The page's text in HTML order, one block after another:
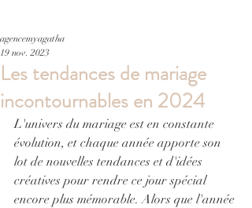
Les tendances de mariage
incontournables en 2024
agencemyagatha
19 nov. 2023
L'univers du mariage est en constante
évolution, et chaque année apporte son
lot de nouvelles tendances et d'idées
créatives pour rendre ce jour spécial
encore plus mémorable. Alors que l'année